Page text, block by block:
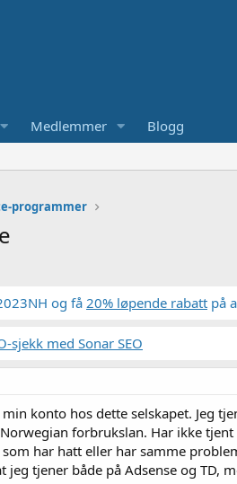
Medlemmer Blogg
programmer
og få 20% løpende rabatt på
sjekk med Sonar SEO
konto hos dette selskapet. Jeg
forbrukslan. Har ikke
har hatt eller har samme
jeg tjener både på Adsense og TD,